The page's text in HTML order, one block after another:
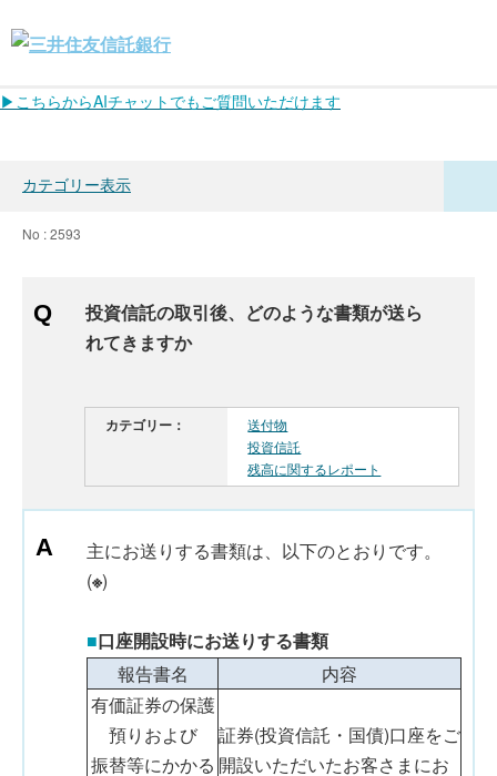
▶こちらからAIチャットでもご質問いただけます
カテゴリー表示
No : 2593
投資信託の取引後、どのような書類が送ら
れてきますか
カテゴリー：
送付物
投資信託
残高に関するレポート
主にお送りする書類は、以下のとおりです。
(※)
■口座開設時にお送りする書類
報告書名
内容
有価証券の保護
預りおよび
振替等にかかる
証券(投資信託・国債)口座をご
開設いただいたお客さまにお